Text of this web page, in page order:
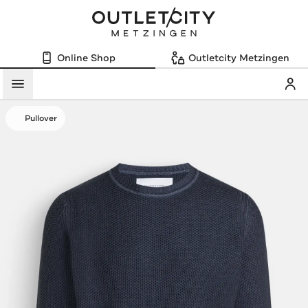
Online Shop Outletcity Metzingen
Menü
Pullover